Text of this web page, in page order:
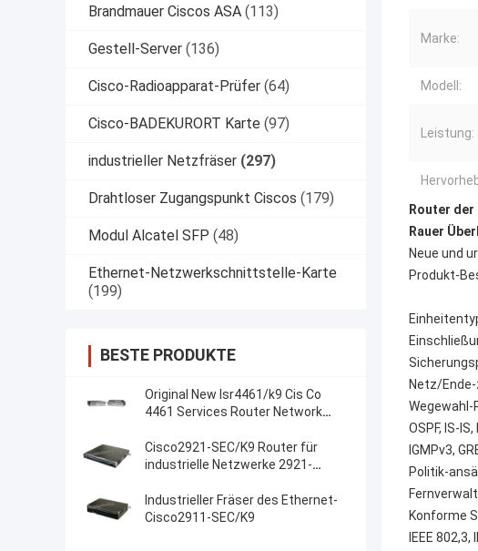
Brandmauer Ciscos ASA (113)
Gestell-Server (136)
Cisco-Radioapparat-Prüfer (64)
Cisco-BADEKURORT Karte (97)
industrieller Netzfräser (297)
Drahtloser Zugangspunkt Ciscos (179)
Modul Alcatel SFP (48)
Ethernet-Netzwerkschnittstelle-Karte
(199)
BESTE PRODUKTE
Original New Isr4461/k9 Cis Co
4461 Services Router Network
Cisco2921-SEC/K9 Router für
industrielle Netzwerke 2921-
Industrieller Fräser des Ethernet-
Cisco2911-SEC/K9
Marke:
Modell:
Leistung:
Router
Rauer
Neue und
Produkt-
Netz/
Wegewahl-
OSPF, IS-
IGMPv3,
Politik-
Konforme
IEEE